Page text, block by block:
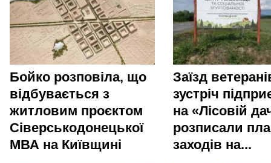
Бойко розповіла, що
відбувається з
житловим проєктом
Сіверськодонецької
МВА на Київщині
Заїзд
зустріч
на «Лісовій
розписали
заходів на...